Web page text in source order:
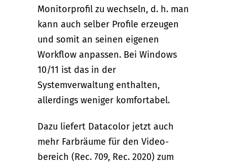
Monitorprofil zu wechseln, d. h. man
kann auch selber Profile erzeugen
und somit an seinen eigenen
Workflow anpassen. Bei Windows
10/11 ist das in der
Systemverwaltung enthalten,
allerdings weniger komfortabel.
Dazu liefert Datacolor jetzt auch
mehr Farbräume für den Video-
bereich (Rec. 709, Rec. 2020) zum